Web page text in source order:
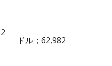
ドル；62,982